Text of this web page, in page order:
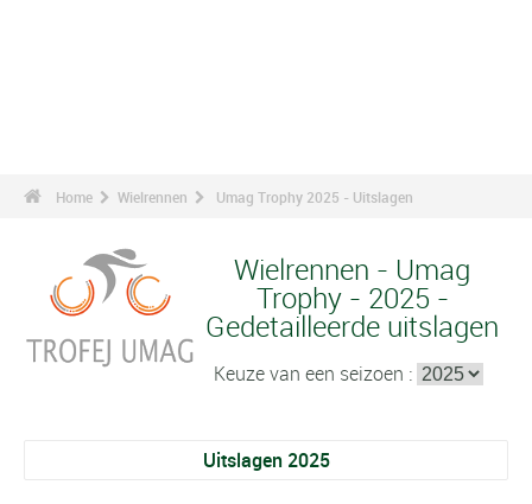
Home Wielrennen Umag Trophy 2025 - Uitslagen
Wielrennen - Umag
Trophy - 2025 -
Gedetailleerde uitslagen
Keuze van een seizoen :
Uitslagen 2025